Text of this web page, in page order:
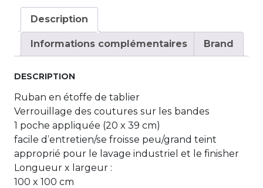
Description
Informations complémentaires Brand
DESCRIPTION
Ruban en étoffe de tablier
Verrouillage des coutures sur les bandes
1 poche appliquée (20 x 39 cm)
facile d’entretien/se froisse peu/grand teint
approprié pour le lavage industriel et le finisher
Longueur x largeur :
100 x 100 cm